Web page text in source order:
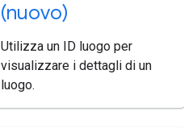
(nuovo)
Utilizza un ID luogo per
visualizzare i dettagli di un
luogo.